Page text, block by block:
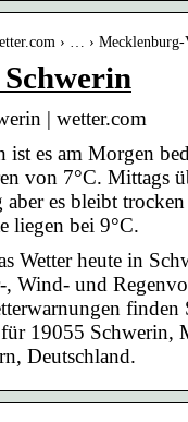
› … › Mecklenburg-
| wetter.com
ist es am Morgen
von 7°C. Mittags
es bleibt
liegen bei 9°C.
Wetter heute in
, Wind- und
finden
19055 Schwerin,
Deutschland.